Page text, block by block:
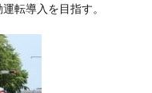
転導入を目指す。